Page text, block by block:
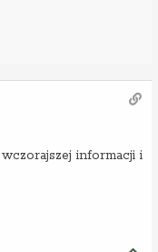
informacji i